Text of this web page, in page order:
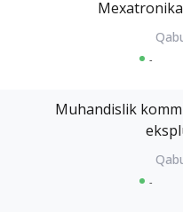
-
Muhandislik
-